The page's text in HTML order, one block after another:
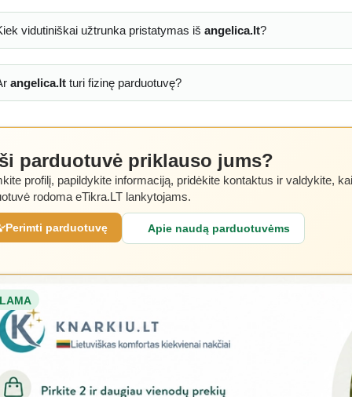
vidutiniškai užtrunka pristatymas iš angelica.lt?
angelica.ltturi fizinę parduotuvę?
parduotuvė priklauso jums?
profilį, papildykite informaciją, pridėkite kontaktus ir valdykite,
rodoma eTikra.LT lankytojams.
Perimti parduotuvę Apie naudą parduotuvėms